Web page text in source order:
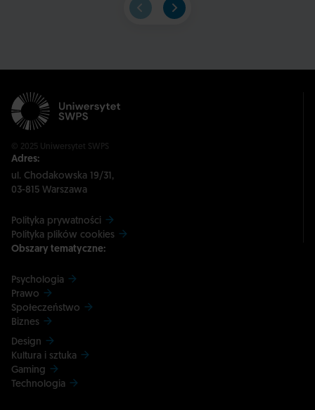
© 2025 Uniwersytet SWPS
Adres:
ul. Chodakowska 19/31,
03-815 Warszawa
Polityka prywatności
Polityka plików cookies
Obszary tematyczne:
Psychologia
Prawo
Społeczeństwo
Biznes
Design
Kultura i sztuka
Gaming
Technologia